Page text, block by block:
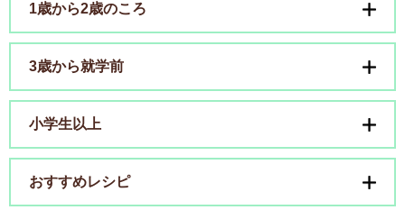
1歳から2歳のころ
3歳から就学前
小学生以上
おすすめレシピ